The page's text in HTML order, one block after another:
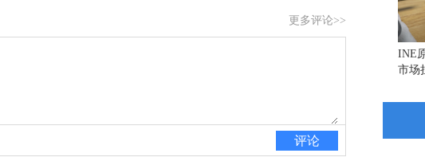
更多评论>>
评论
20:29:05
INE
市场